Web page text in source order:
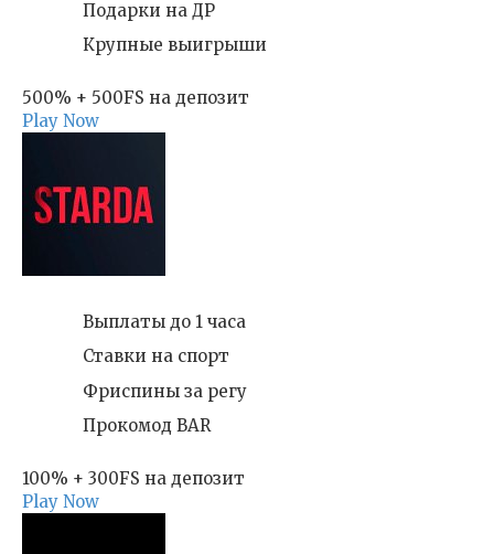
Подарки на ДР
Крупные выигрыши
500% + 500FS на депозит
Play Now
Выплаты до 1 часа
Ставки на спорт
Фриспины за регу
Прокомод BAR
100% + 300FS на депозит
Play Now